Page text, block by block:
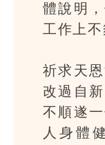
體說明
工作上不
祈求天
改過自
不順遂
人身體